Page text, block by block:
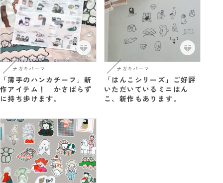
ナガキパーマ
「薄手のハンカチーフ」新
作アイテム！ かさばらず
に持ち歩けます。
ナガキパーマ
「はんこシリーズ」ご好評
いただいているミニはん
こ、新作もあります。